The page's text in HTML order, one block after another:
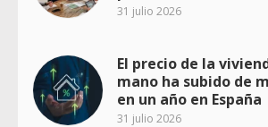
31 julio 2026
El precio de la
mano ha subido de
en un año en España
31 julio 2026